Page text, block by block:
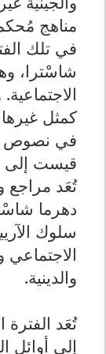
مناهج
في تلك
شاسْترا،
كمثل
في نصوص
قيست إلى
تُعَد مراجع
دهرما
سلوك
الاجتماعي
والدينية.
تُعَد الفترة
إلى أوائل